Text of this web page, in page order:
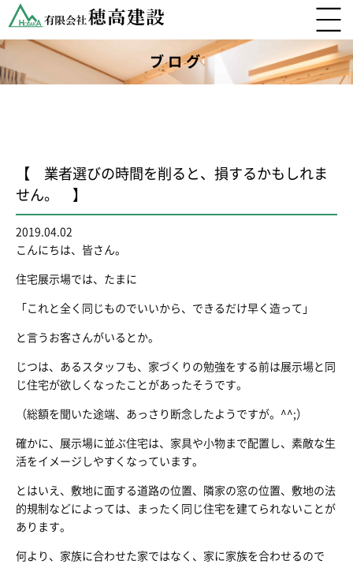
ブログ
【 業者選びの時間を削ると、損するかもしれま
せん。 】
2019.04.02
こんにちは、皆さん。
住宅展示場では、たまに
「これと全く同じものでいいから、できるだけ早く造って」
と言うお客さんがいるとか。
じつは、あるスタッフも、家づくりの勉強をする前は展示場と同
じ住宅が欲しくなったことがあったそうです。
（総額を聞いた途端、あっさり断念したようですが。^^;）
確かに、展示場に並ぶ住宅は、家具や小物まで配置し、素敵な生
活をイメージしやすくなっています。
とはいえ、敷地に面する道路の位置、隣家の窓の位置、敷地の法
的規制などによっては、まったく同じ住宅を建てられないことが
あります。
何より、家族に合わせた家ではなく、家に家族を合わせるので